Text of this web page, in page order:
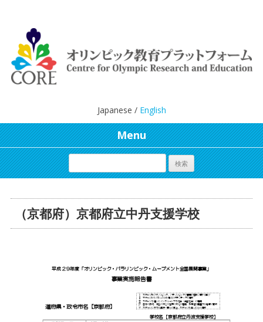
Japanese / English
Menu
（京都府）京都府立中丹支援学校